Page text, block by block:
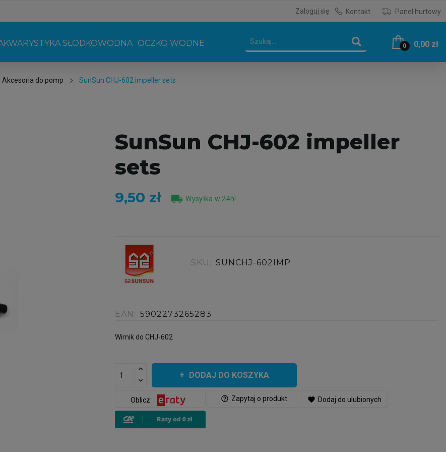
Zaloguj się Kontakt Panel hurtowy
SŁODKOWODNA OCZKO WODNE 0 0,00 zł
Akcesoria do pomp SunSun CHJ-602 impeller sets
SunSun CHJ-602 impeller
sets
9,50 zł local_shipping Wysyłka w 24h!
SKU: SUNCHJ-602IMP
EAN: 5902273265283
Wirnik do CHJ-602
DODAJ DO KOSZYKA
help_outline Zapytaj o produkt
Oblicz favorite Dodaj do ulubionych